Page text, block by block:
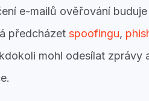
e-mailů ověřování
předcházet spoofingu,
mohl odesílat zprávy